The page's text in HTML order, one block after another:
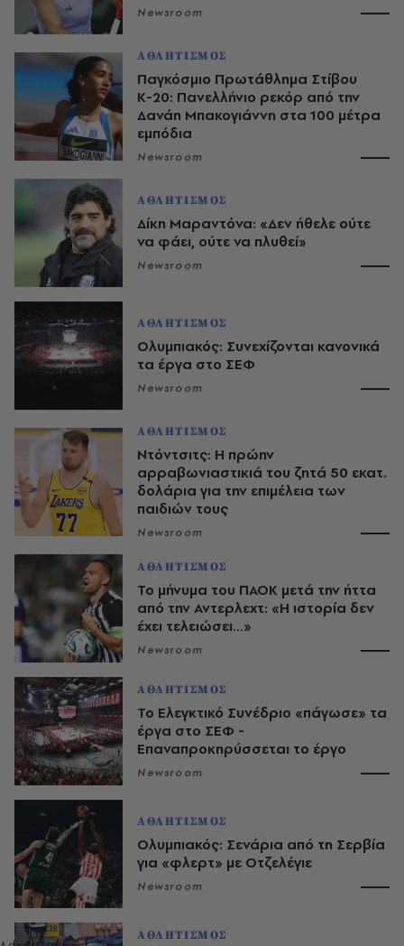
Newsroom
ΑΘΛΗΤΙΣΜΟΣ
Παγκόσμιο Πρωτάθλημα Στίβου
Κ-20: Πανελλήνιο ρεκόρ από την
Δανάη Μπακογιάννη στα 100 μέτρα
εμπόδια
Newsroom
ΑΘΛΗΤΙΣΜΟΣ
Δίκη Μαραντόνα: «Δεν ήθελε ούτε
να φάει, ούτε να πλυθεί»
Newsroom
ΑΘΛΗΤΙΣΜΟΣ
Ολυμπιακός: Συνεχίζονται κανονικά
τα έργα στο ΣΕΦ
Newsroom
ΑΘΛΗΤΙΣΜΟΣ
Ντόντσιτς: Η πρώην
αρραβωνιαστικιά του ζητά 50 εκατ.
δολάρια για την επιμέλεια των
παιδιών τους
Newsroom
ΑΘΛΗΤΙΣΜΟΣ
Το μήνυμα του ΠΑΟΚ μετά την ήττα
από την Αντερλεχτ: «Η ιστορία δεν
έχει τελειώσει…»
Newsroom
ΑΘΛΗΤΙΣΜΟΣ
Το Ελεγκτικό Συνέδριο «πάγωσε» τα
έργα στο ΣΕΦ -
Επαναπροκηρύσσεται το έργο
Newsroom
ΑΘΛΗΤΙΣΜΟΣ
Ολυμπιακός: Σενάρια από τη Σερβία
για «φλερτ» με Οτζελέγιε
Newsroom
ΑΘΛΗΤΙΣΜΟΣ